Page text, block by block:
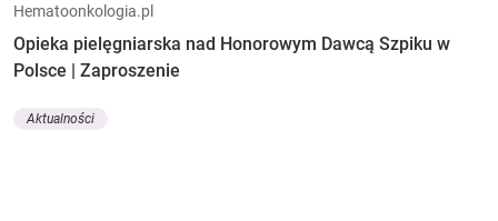
Hematoonkologia.pl
Opieka pielęgniarska nad Honorowym Dawcą Szpiku w
Polsce | Zaproszenie
Aktualności